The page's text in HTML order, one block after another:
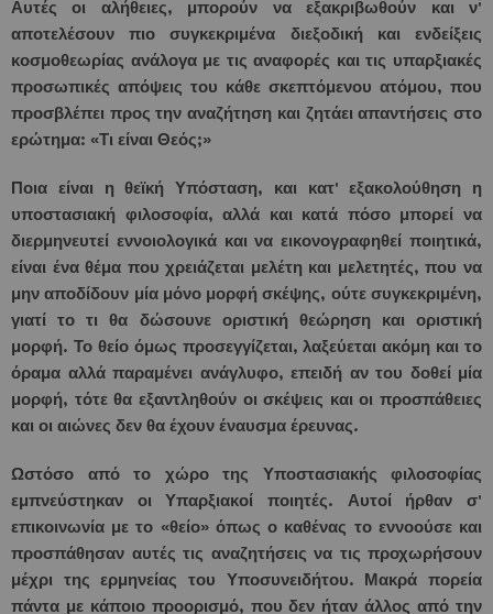
Αυτές οι αλήθειες, μπορούν να εξακριβωθούν και ν'
αποτελέσουν πιο συγκεκριμένα διεξοδική και ενδείξεις
κοσμοθεωρίας ανάλογα με τις αναφορές και τις υπαρξιακές
προσωπικές απόψεις του κάθε σκεπτόμενου ατόμου, που
προσβλέπει προς την αναζήτηση και ζητάει απαντήσεις στο
ερώτημα: «Τι είναι Θεός;»
Ποια είναι η θεϊκή Υπόσταση, και κατ' εξακολούθηση η
υποστασιακή φιλοσοφία, αλλά και κατά πόσο μπορεί να
διερμηνευτεί εννοιολογικά και να εικονογραφηθεί ποιητικά,
είναι ένα θέμα που χρειάζεται μελέτη και μελετητές, που να
μην αποδίδουν μία μόνο μορφή σκέψης, ούτε συγκεκριμένη,
γιατί το τι θα δώσουνε οριστική θεώρηση και οριστική
μορφή. Το θείο όμως προσεγγίζεται, λαξεύεται ακόμη και το
όραμα αλλά παραμένει ανάγλυφο, επειδή αν του δοθεί μία
μορφή, τότε θα εξαντληθούν οι σκέψεις και οι προσπάθειες
και οι αιώνες δεν θα έχουν έναυσμα έρευνας.
Ωστόσο από το χώρο της Υποστασιακής φιλοσοφίας
εμπνεύστηκαν οι Υπαρξιακοί ποιητές. Αυτοί ήρθαν σ'
επικοινωνία με το «θείο» όπως ο καθένας το εννοούσε και
προσπάθησαν αυτές τις αναζητήσεις να τις προχωρήσουν
μέχρι της ερμηνείας του Υποσυνειδήτου. Μακρά πορεία
πάντα με κάποιο προορισμό, που δεν ήταν άλλος από την